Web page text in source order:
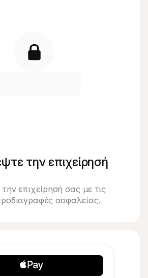
την επιχείρησή
επιχείρησή σας με τις
ασφαλείας.